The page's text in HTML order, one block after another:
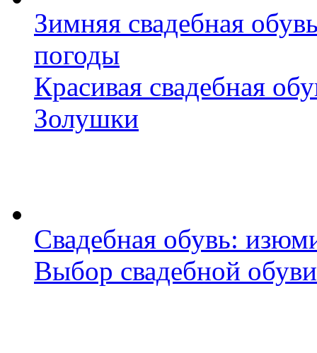
Зимняя свадебная
погоды
Красивая свадебная
Золушки
Свадебная обувь:
Выбор свадебной